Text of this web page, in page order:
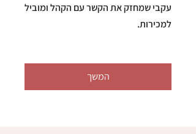
עקבי שמחזק את הקשר עם הקהל ומוביל
המשך